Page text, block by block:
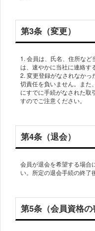
第3条（変更）
1. 会員は、氏名、住所な
は、速やかに当社に連絡す
2. 変更登録がなされなか
切責任を負いません。また
にすでに手続がなされた取
すのでご注意ください。
第4条（退会）
会員が退会を希望する場合
い。所定の退会手続の終了
第5条（会員資格の